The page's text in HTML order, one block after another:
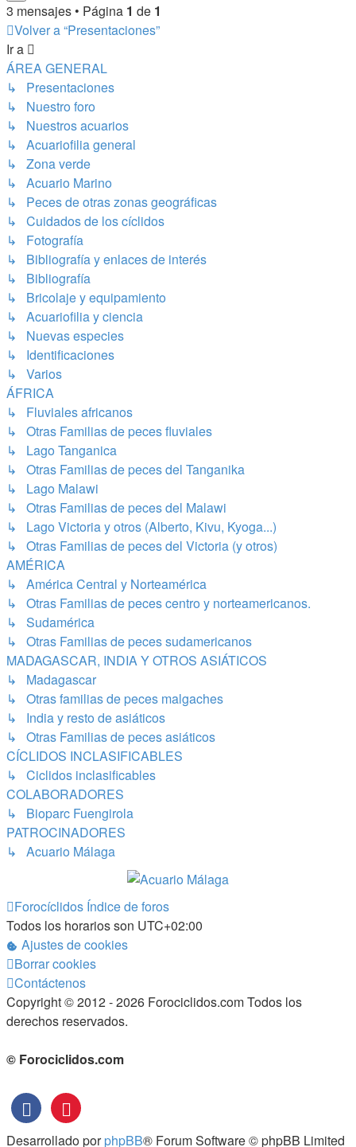
3 mensajes • Página 1 de 1
Volver a “Presentaciones”
Ir a
ÁREA GENERAL
↳ Presentaciones
↳ Nuestro foro
↳ Nuestros acuarios
↳ Acuariofilia general
↳ Zona verde
↳ Acuario Marino
↳ Peces de otras zonas geográficas
↳ Cuidados de los cíclidos
↳ Fotografía
↳ Bibliografía y enlaces de interés
↳ Bibliografía
↳ Bricolaje y equipamiento
↳ Acuariofilia y ciencia
↳ Nuevas especies
↳ Identificaciones
↳ Varios
ÁFRICA
↳ Fluviales africanos
↳ Otras Familias de peces fluviales
↳ Lago Tanganica
↳ Otras Familias de peces del Tanganika
↳ Lago Malawi
↳ Otras Familias de peces del Malawi
↳ Lago Victoria y otros (Alberto, Kivu, Kyoga...)
↳ Otras Familias de peces del Victoria (y otros)
AMÉRICA
↳ América Central y Norteamérica
↳ Otras Familias de peces centro y norteamericanos.
↳ Sudamérica
↳ Otras Familias de peces sudamericanos
MADAGASCAR, INDIA Y OTROS ASIÁTICOS
↳ Madagascar
↳ Otras familias de peces malgaches
↳ India y resto de asiáticos
↳ Otras Familias de peces asiáticos
CÍCLIDOS INCLASIFICABLES
↳ Ciclidos inclasificables
COLABORADORES
↳ Bioparc Fuengirola
PATROCINADORES
↳ Acuario Málaga
Forocíclidos Índice de foros
Todos los horarios son UTC+02:00
Ajustes de cookies
Borrar cookies
Contáctenos
Copyright © 2012 - 2026 Forociclidos.com Todos los
derechos reservados.
© Forociclidos.com
Desarrollado porphpBB® Forum Software © phpBB Limited